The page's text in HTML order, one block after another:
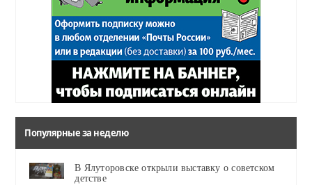
Популярные за неделю
В Ялуторовске открыли выставку о советском
детстве